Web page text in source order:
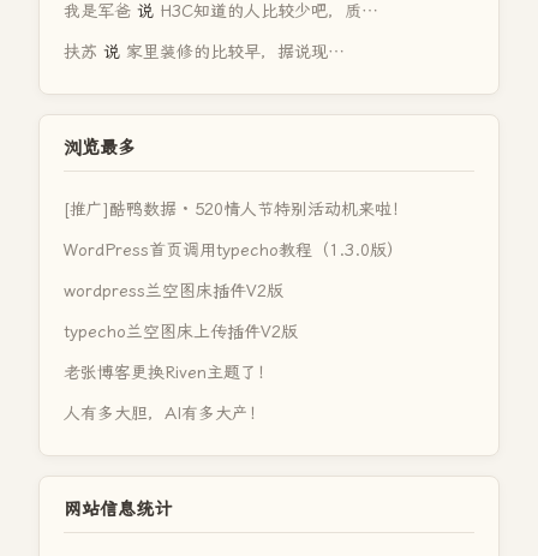
我是军爸 说 H3C知道的人比较少吧，质…
扶苏 说 家里装修的比较早，据说现…
浏览最多
[推广]酷鸭数据 · 520情人节特别活动机来啦！
WordPress首页调用typecho教程（1.3.0版）
wordpress兰空图床插件V2版
typecho兰空图床上传插件V2版
老张博客更换Riven主题了！
人有多大胆，AI有多大产！
网站信息统计